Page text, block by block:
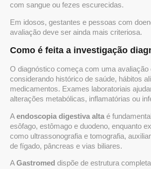
com sangue ou fezes escurecidas.
Em idosos, gestantes e pessoas com
avaliação deve ser ainda mais criteriosa.
Como é feita a investigação
O diagnóstico começa com uma avaliação
considerando histórico de saúde, hábitos
medicamentos. Exames laboratoriais
alterações metabólicas, inflamatórias ou
Aendoscopia digestiva alta é
esôfago, estômago e duodeno, enquanto
como ultrassonografia e tomografia,
de fígado, pâncreas e vias biliares.
AGastromed dispõe de estrutura